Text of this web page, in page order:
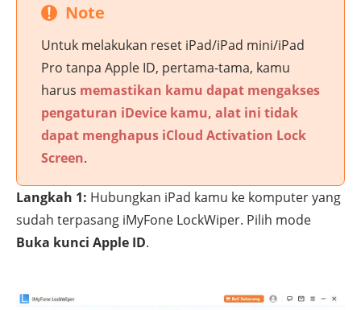
Note
Untuk melakukan reset iPad/iPad mini/iPad
Pro tanpa Apple ID, pertama-tama, kamu
harus memastikan kamu dapat mengakses
pengaturan iDevice kamu, alat ini tidak
dapat menghapus iCloud Activation Lock
Screen.
Langkah 1: Hubungkan iPad kamu ke komputer yang
sudah terpasang iMyFone LockWiper. Pilih mode
Buka kunci Apple ID.